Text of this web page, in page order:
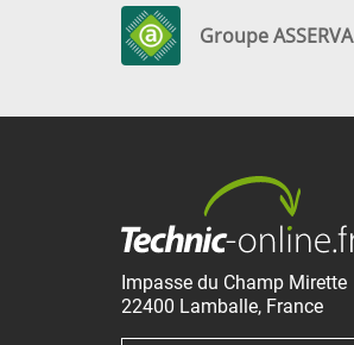
Groupe ASSERVA
Impasse du Champ Mirette
22400 Lamballe, France